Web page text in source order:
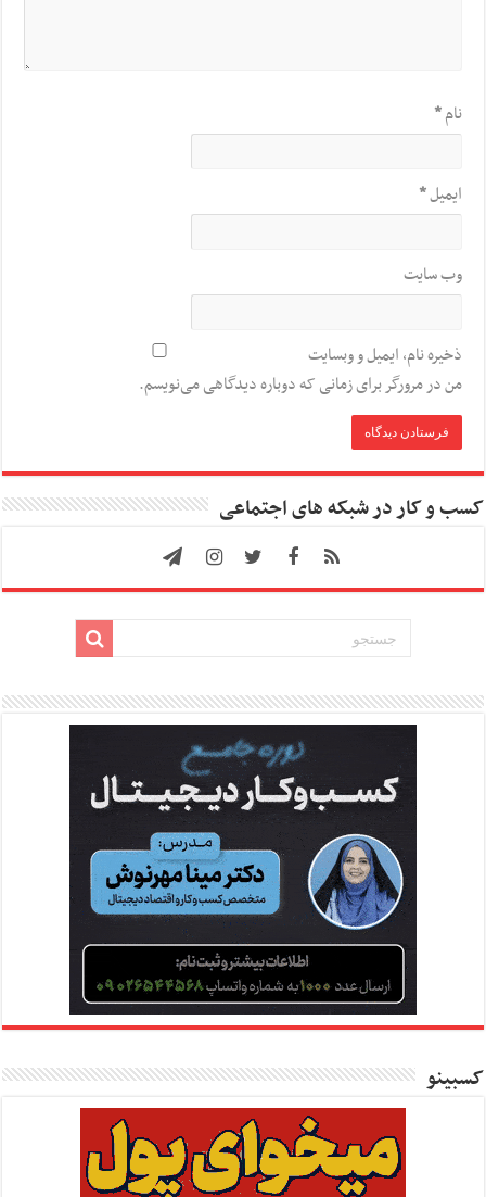
نام*
ایمیل*
وب‌ سایت
ذخیره نام، ایمیل و وبسایت
من در مرورگر برای زمانی که دوباره دیدگاهی می‌نویسم.
کسب و کار در شبکه های اجتماعی
کسبینو